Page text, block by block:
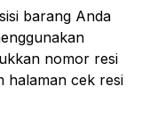
barang Anda
nomor resi
halaman cek resi